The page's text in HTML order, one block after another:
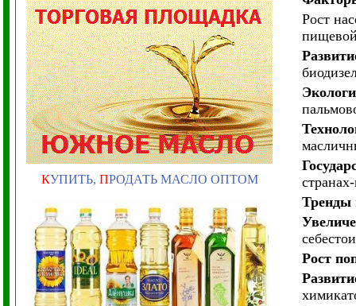
КУПИТЬ, ПРОДАТЬ МАСЛО ОПТОМ
Рост
Тренды
Рост